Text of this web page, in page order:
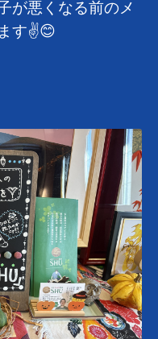
が悪くなる前のメ
す✌️😊